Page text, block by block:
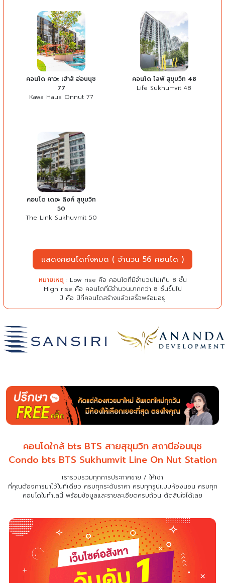
คอนโด คาวะ เฮ้าส์ อ่อนนุช
77
Kawa Haus Onnut 77
คอนโด ไลฟ์ สุขุมวิท 48
Life Sukhumvit 48
คอนโด เดอะ ลิงค์ สุขุมวิท
50
The Link Sukhuvmit 50
แสดงคอนโดทั้งหมด ( จำนวน 56 คอนโด )
หมายเหตุ : Low rise คือ คอนโดที่มีจำนวนไม่เกิน 8 ชั้น
High rise คือ คอนโดที่มีจำนวนมากกว่า 8 ชั้นขึ้นไป
ปี คือ ปีที่คอนโดสร้างแล้วเสร็จพร้อมอยู่
คอนโดใกล้ bts BTS สายสุขุมวิท สถานีอ่อนนุช
Condo bts BTS Sukhumvit Line On Nut Station
เรารวบรวมทุกการประกาศขาย / ให้เช่า
ที่คุณต้องการมาไว้ในที่เดียว ครบทุกระดับราคา ครบทุกรูปแบบห้องนอน ครบทุก
คอนโดในทำเลนี้ พร้อมข้อมูลและรายละเอียดครบถ้วน ตัดสินใจได้เลย